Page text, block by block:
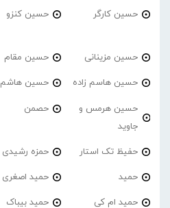
حسین کارگر حسین کنزو
حسین مزینانی حسین مقام
حسین هاسم زاده حسین هاشم
حسین هرمس و
جاوید
حصمن
حفیظ تک استار حمزه رشیدی
حمید حمید اصغری
حمید ام کی حمید بیباک